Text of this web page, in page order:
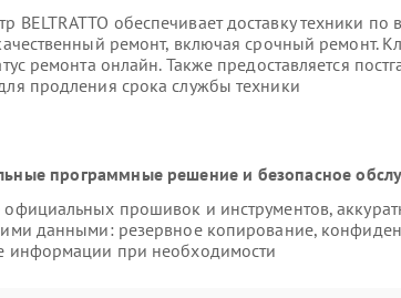
BELTRATTO обеспечивает доставку техники
ремонт, включая срочный ремонт.
ремонта онлайн. Также предоставляется
продления срока службы техники
программные решение и безопасное
прошивок и инструментов,
данными: резервное копирование,
информации при необходимости